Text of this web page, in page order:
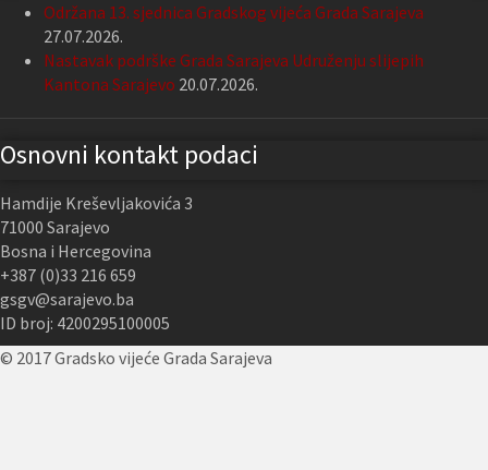
Održana 13. sjednica Gradskog vijeća Grada Sarajeva
27.07.2026.
Nastavak podrške Grada Sarajeva Udruženju slijepih
Kantona Sarajevo 20.07.2026.
Osnovni kontakt podaci
Hamdije Kreševljakovića 3
71000 Sarajevo
Bosna i Hercegovina
+387 (0)33 216 659
gsgv@sarajevo.ba
ID broj: 4200295100005
© 2017 Gradsko vijeće Grada Sarajeva